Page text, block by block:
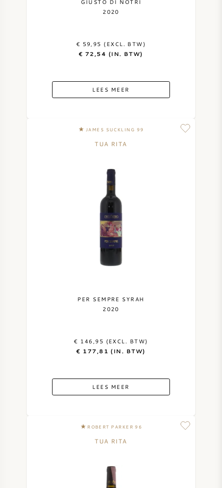
GIUSTO DI NOTRI
2020
€ 59,95 (EXCL. BTW)
€ 72,54 (IN. BTW)
LEES MEER
JAMES SUCKLING 99
TUA RITA
PER SEMPRE SYRAH
2020
€ 146,95 (EXCL. BTW)
€ 177,81 (IN. BTW)
LEES MEER
ROBERT PARKER 96
TUA RITA